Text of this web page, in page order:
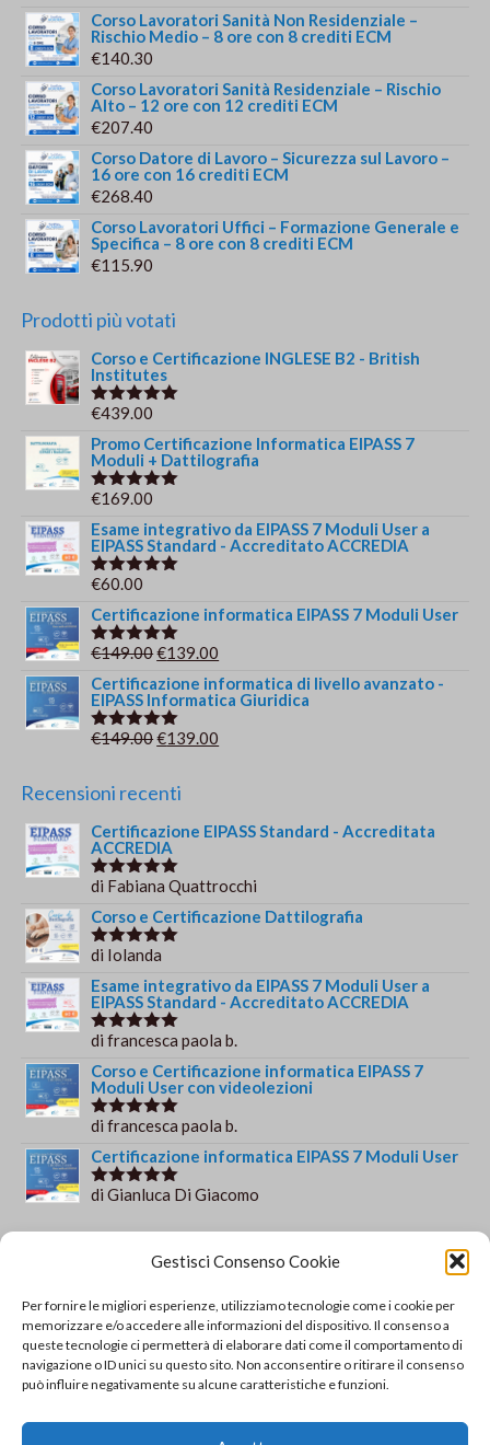
Gestisci Consenso Cookie
Per fornire le migliori esperienze, utilizziamo tecnologie come i cookie per
memorizzare e/o accedere alle informazioni del dispositivo. Il consenso a
queste tecnologie ci permetterà di elaborare dati come il comportamento di
navigazione o ID unici su questo sito. Non acconsentire o ritirare il consenso
può influire negativamente su alcune caratteristiche e funzioni.
Corso Lavoratori Sanità Non Residenziale –
Rischio Medio – 8 ore con 8 crediti ECM
€140.30
Corso Lavoratori Sanità Residenziale – Rischio
Alto – 12 ore con 12 crediti ECM
€207.40
Corso Datore di Lavoro – Sicurezza sul Lavoro –
16 ore con 16 crediti ECM
€268.40
Corso Lavoratori Uffici – Formazione Generale e
Specifica – 8 ore con 8 crediti ECM
€115.90
Prodotti più votati
Corso e Certificazione INGLESE B2 - British
Institutes
Valutato
€439.00
Promo Certificazione Informatica EIPASS 7
Moduli + Dattilografia
Valutato
€169.00
Esame integrativo da EIPASS 7 Moduli User a
EIPASS Standard - Accreditato ACCREDIA
Valutato
€60.00
Certificazione informatica EIPASS 7 Moduli User
Valutato
€149.00Il
prezzo
originale
era:
€139.00
prezzo
attuale
Certificazione informatica di livello avanzato -
EIPASS Informatica Giuridica
Valutato
€149.00Il
originale
€149.00.
€139.00
€139.00.
Recensioni recenti
Certificazione EIPASS Standard - Accreditata
ACCREDIA
Valutato5
di Fabiana Quattrocchi
Corso e Certificazione Dattilografia
Valutato5
di Iolanda
Esame integrativo da EIPASS 7 Moduli User a
EIPASS Standard - Accreditato ACCREDIA
Valutato5
di francesca paola b.
Corso e Certificazione informatica EIPASS 7
Moduli User con videolezioni
Valutato5
di francesca paola b.
Certificazione informatica EIPASS 7 Moduli User
Valutato5
di Gianluca Di Giacomo
84013 Cava de' Tirreni
+39 329 952 9244
info@solsisacademy.it
Lun-Ven: 09:30-18:30, Sab: 10:00-12:00
Pausa pranzo: 13:30-15:30